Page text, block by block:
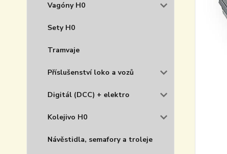
Vagóny H0
Sety H0
Tramvaje
Příslušenství loko a vozů
Digitál (DCC) + elektro
Kolejivo H0
Návěstidla, semafory a troleje